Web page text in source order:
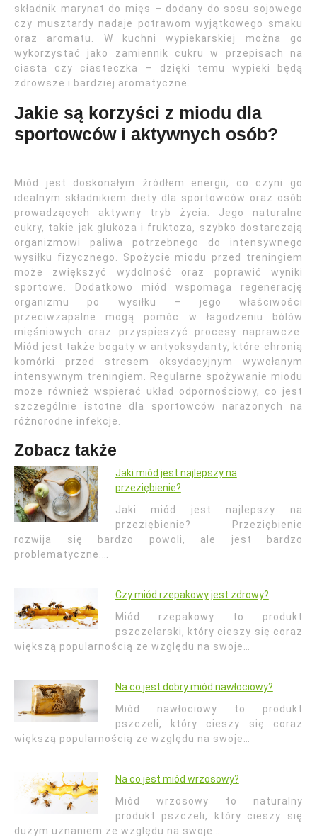
składnik marynat do mięs – dodany do sosu sojowego
czy musztardy nadaje potrawom wyjątkowego smaku
oraz aromatu. W kuchni wypiekarskiej można go
wykorzystać jako zamiennik cukru w przepisach na
ciasta czy ciasteczka – dzięki temu wypieki będą
zdrowsze i bardziej aromatyczne.
Jakie są korzyści z miodu dla
sportowców i aktywnych osób?
Miód jest doskonałym źródłem energii, co czyni go
idealnym składnikiem diety dla sportowców oraz osób
prowadzących aktywny tryb życia. Jego naturalne
cukry, takie jak glukoza i fruktoza, szybko dostarczają
organizmowi paliwa potrzebnego do intensywnego
wysiłku fizycznego. Spożycie miodu przed treningiem
może zwiększyć wydolność oraz poprawić wyniki
sportowe. Dodatkowo miód wspomaga regenerację
organizmu po wysiłku – jego właściwości
przeciwzapalne mogą pomóc w łagodzeniu bólów
mięśniowych oraz przyspieszyć procesy naprawcze.
Miód jest także bogaty w antyoksydanty, które chronią
komórki przed stresem oksydacyjnym wywołanym
intensywnym treningiem. Regularne spożywanie miodu
może również wspierać układ odpornościowy, co jest
szczególnie istotne dla sportowców narażonych na
różnorodne infekcje.
Zobacz także
Jaki miód jest najlepszy na
przeziębienie?
Jaki miód jest najlepszy na
przeziębienie? Przeziębienie
rozwija się bardzo powoli, ale jest bardzo
problematyczne.…
Czy miód rzepakowy jest zdrowy?
Miód rzepakowy to produkt
pszczelarski, który cieszy się coraz
większą popularnością ze względu na swoje…
Na co jest dobry miód nawłociowy?
Miód nawłociowy to produkt
pszczeli, który cieszy się coraz
większą popularnością ze względu na swoje…
Na co jest miód wrzosowy?
Miód wrzosowy to naturalny
produkt pszczeli, który cieszy się
dużym uznaniem ze względu na swoje…